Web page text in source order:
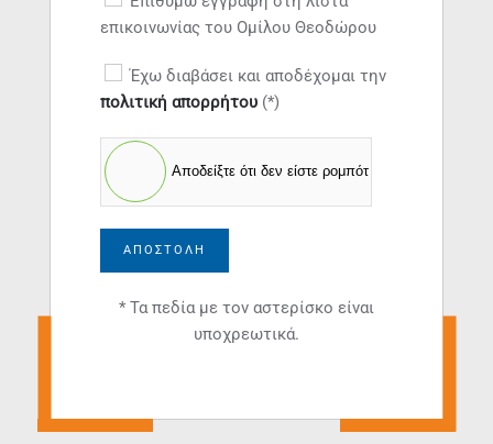
επικοινωνίας του Ομίλου Θεοδώρου
Έχω διαβάσει και αποδέχομαι την
πολιτική απορρήτου (*)
Αποδείξτε ότι δεν είστε ρομπότ
ΑΠΟΣΤΟΛΉ
* Τα πεδία με τον αστερίσκο είναι
υποχρεωτικά.